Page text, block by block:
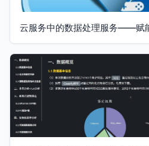
云服务中的数据处理服务——赋